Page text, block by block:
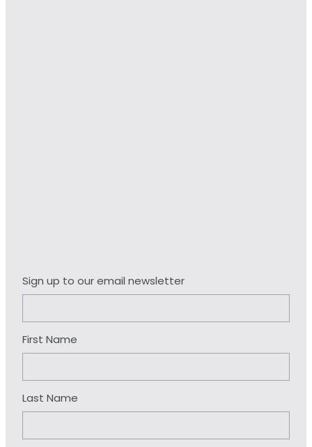
Sign up to our email newsletter
First Name
Last Name